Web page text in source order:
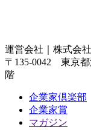
運営会社｜ 株式会
〒135-0042 東京
階
企業家倶楽部
企業家賞
マガジン